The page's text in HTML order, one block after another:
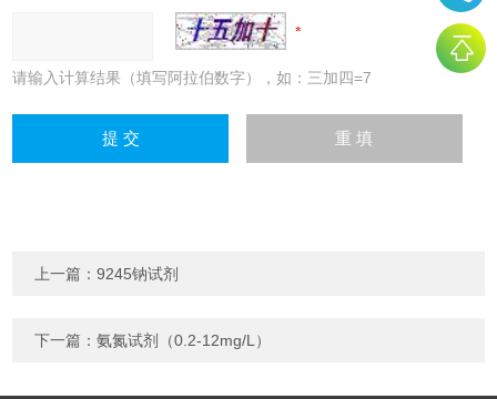
请输入计算结果（填写阿拉伯数字），如：三加四=7
上一篇：9245钠试剂
下一篇：氨氮试剂（0.2-12mg/L）